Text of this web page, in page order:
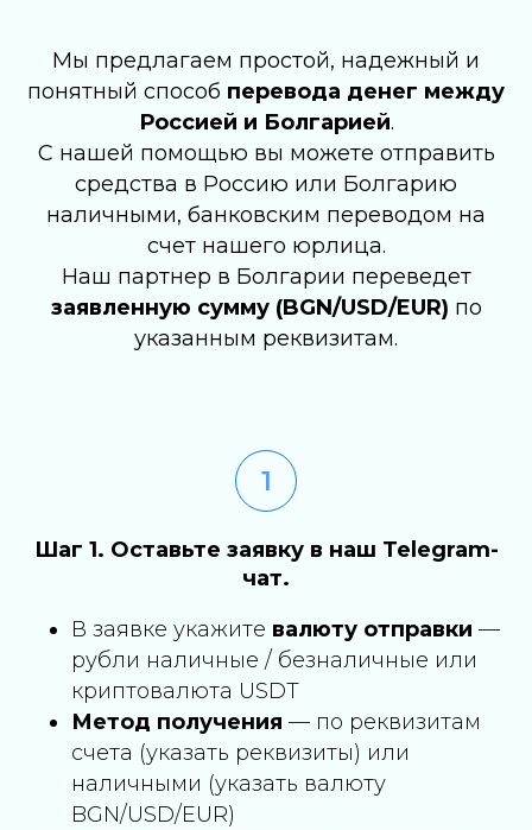
Мы предлагаем простой, надежный и
понятный способ перевода денег между
Россией и Болгарией.
С нашей помощью вы можете отправить
средства в Россию или Болгарию
наличными, банковским переводом на
счет нашего юрлица.
Наш партнер в Болгарии переведет
заявленную сумму (BGN/USD/EUR) по
указанным реквизитам.
Шаг 1. Оставьте заявку в наш Telegram-
чат.
В заявке укажите валюту отправки —
рубли наличные / безналичные или
криптовалюта USDT
Метод получения — по реквизитам
счета (указать реквизиты) или
наличными (указать валюту
BGN/USD/EUR)